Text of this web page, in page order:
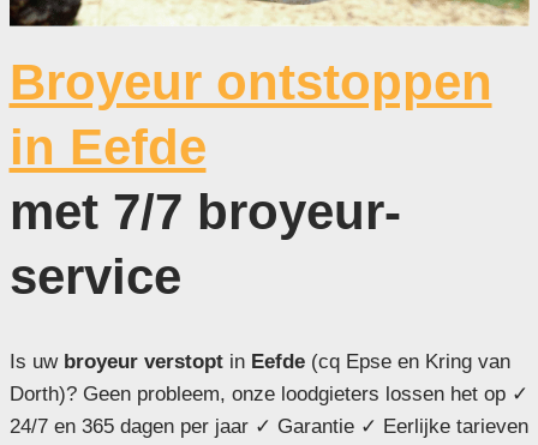
Broyeur ontstoppen
in Eefde
met 7/7 broyeur-
service
Is uwbroyeur verstoptin Eefde(cq Epse en Kring van
Dorth)? Geen probleem, onze loodgieters lossen het op ✓
24/7 en 365 dagen per jaar ✓ Garantie ✓ Eerlijke tarieven